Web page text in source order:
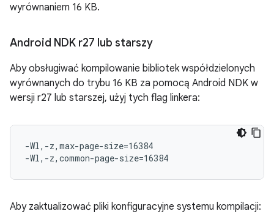
wyrównaniem 16 KB.
Android NDK r27 lub starszy
Aby obsługiwać kompilowanie bibliotek współdzielonych
wyrównanych do trybu 16 KB za pomocą Android NDK w
wersji r27 lub starszej, użyj tych flag linkera:
-Wl,-z,max-page-size=16384
Aby zaktualizować pliki konfiguracyjne systemu kompilacji: